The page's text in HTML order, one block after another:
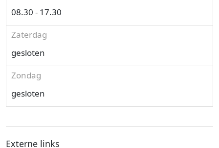
08.30 - 17.30
Zaterdag
gesloten
Zondag
gesloten
Externe links